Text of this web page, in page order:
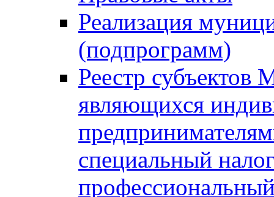
Реализация
(подпрограмм)
Реестр
являющихся
специальный